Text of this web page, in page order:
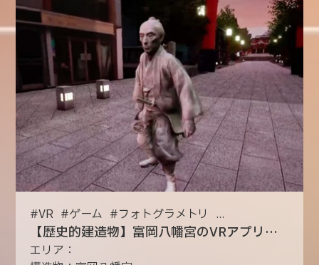
#VR #ゲーム #フォトグラメトリ ...
【歴史的建造物】富岡八幡宮のVRアプリ制作
エリア：